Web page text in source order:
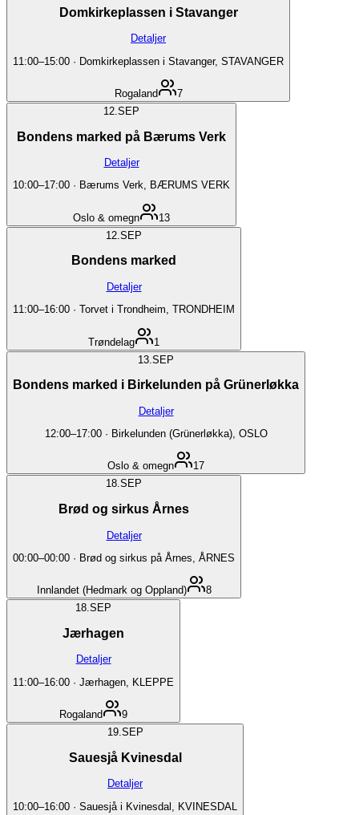
Domkirkeplassen i Stavanger
Detaljer
11:00–15:00 · Domkirkeplassen i Stavanger, STAVANGER
Rogaland
7
12. SEP
Bondens marked på Bærums Verk
Detaljer
10:00–17:00 · Bærums Verk, BÆRUMS VERK
Oslo & omegn
13
12. SEP
Bondens marked
Detaljer
11:00–16:00 · Torvet i Trondheim, TRONDHEIM
Trøndelag
1
13. SEP
Bondens marked i Birkelunden på Grünerløkka
Detaljer
12:00–17:00· Birkelunden (Grünerløkka), OSLO
Oslo & omegn
17
18.SEP
Brød og sirkus Årnes
Detaljer
00:00–00:00 · Brød og sirkus på Årnes, ÅRNES
Innlandet (Hedmark og Oppland)
8
18.SEP
Jærhagen
Detaljer
11:00–16:00 · Jærhagen, KLEPPE
Rogaland
9
19.SEP
Sauesjå Kvinesdal
Detaljer
10:00–16:00 · Sauesjå i Kvinesdal, KVINESDAL